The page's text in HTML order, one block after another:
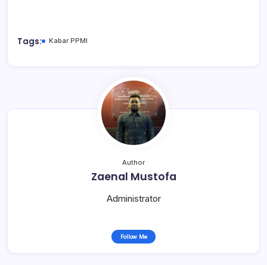
Tags: Kabar PPMI
Author
Zaenal Mustofa
Administrator
Follow Me